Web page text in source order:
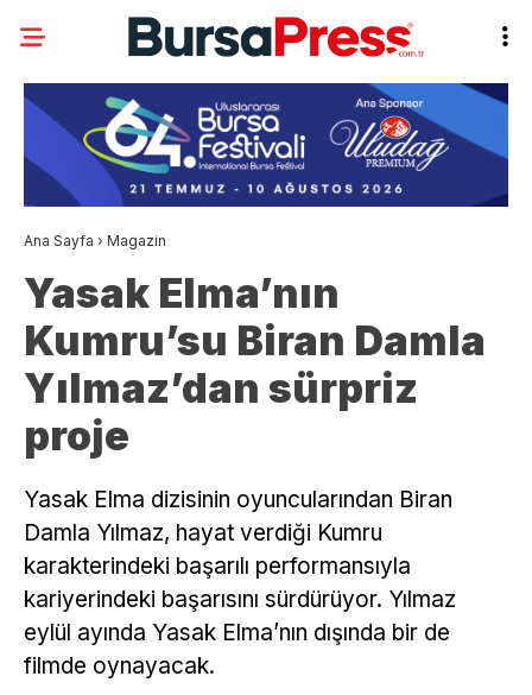
Ana Sayfa › Magazin
Yasak Elma’nın
Kumru’su Biran Damla
Yılmaz’dan sürpriz
proje
Yasak Elma dizisinin oyuncularından Biran
Damla Yılmaz, hayat verdiği Kumru
karakterindeki başarılı performansıyla
kariyerindeki başarısını sürdürüyor. Yılmaz
eylül ayında Yasak Elma’nın dışında bir de
filmde oynayacak.